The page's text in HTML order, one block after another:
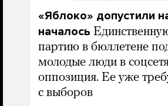
«Яблоко» допустили
началось
партию в бюллетене
молодые люди в
оппозиция. Ее уже
с выборов